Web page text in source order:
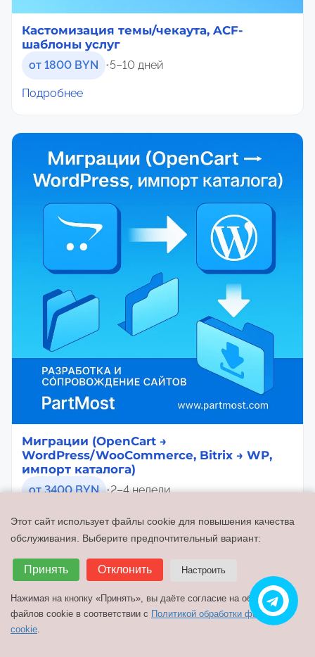
Кастомизация темы/чекаута, ACF-
шаблоны услуг
от 1800 BYN •5–10 дней
Подробнее
Миграции (OpenCart →
WordPress/WooCommerce, Bitrix → WP,
импорт каталога)
от 3400 BYN •2–4 недели
Подробнее
Этот сайт использует файлы cookie для повышения качества
обслуживания. Выберите предпочтительный вариант:
Принять Отклонить Настроить
Нажимая на кнопку «Принять», вы даёте согласие на обработку
файлов cookie в соответствии с
Политикой обработки файлов
cookie.